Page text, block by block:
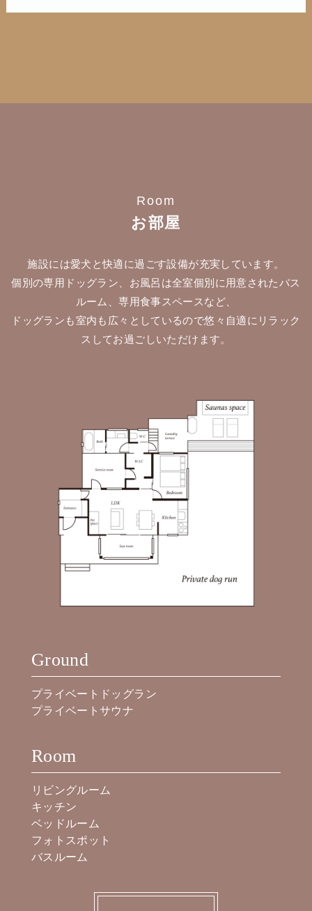
Room
お部屋
施設には愛犬と快適に過ごす設備が充実しています。
個別の専用ドッグラン、お風呂は全室個別に用意されたバス
ルーム、専用食事スペースなど、
ドッグランも室内も広々としているので悠々自適にリラック
スしてお過ごしいただけます。
Ground
プライベートドッグラン
プライベートサウナ
Room
リビングルーム
キッチン
ベッドルーム
フォトスポット
バスルーム